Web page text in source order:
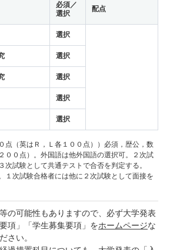
必須／
選択
配点
選択
選択
選択
選択
選択
点（英はＲ，Ｌ各１００点））必須，歴公，数
００点）。外国語は他外国語の選択可。２次試
次試験として共通テストで合否を判定する。
１次試験合格者には他に２次試験として面接を
の可能性もありますので、必ず大学発表
項」「学生募集要項」をホームページな
さい。